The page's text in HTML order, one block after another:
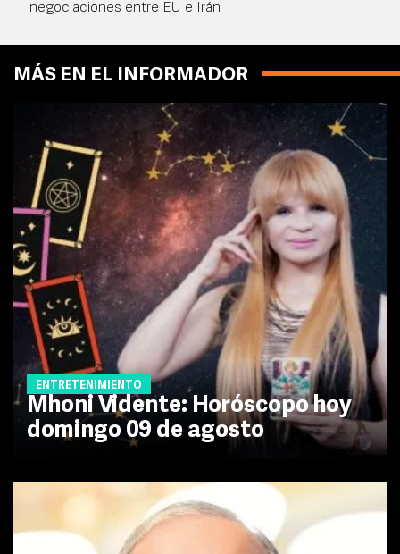
negociaciones entre EU e Irán
MÁS EN EL INFORMADOR
ENTRETENIMIENTO
Mhoni Vidente: Horóscopo hoy
domingo 09 de agosto